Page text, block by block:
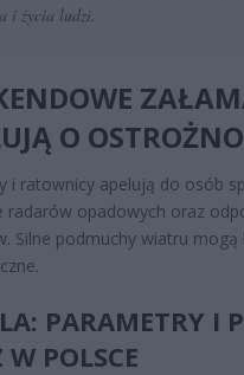
i życia ludzi.
O
i ratownicy apelują do osób
radarów opadowych oraz
Silne podmuchy wiatru mogą
PARAMETRY I
W POLSCE